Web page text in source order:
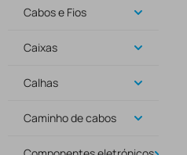
Cabos e Fios
Caixas
Calhas
Caminho de cabos